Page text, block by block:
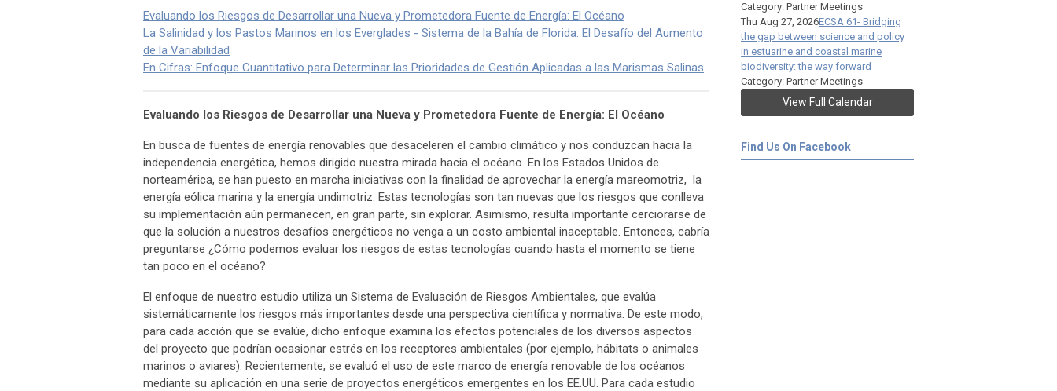
Evaluando los Riesgos de Desarrollar una Nueva y Prometedora Fuente de Energía: El Océano
La Salinidad y los Pastos Marinos en los Everglades - Sistema de la Bahía de Florida: El Desafío del Aumento
de la Variabilidad
En Cifras: Enfoque Cuantitativo para Determinar las Prioridades de Gestión Aplicadas a las Marismas Salinas
Evaluando los Riesgos de Desarrollar una Nueva y Prometedora Fuente de Energía: El Océano
En busca de fuentes de energía renovables que desaceleren el cambio climático y nos conduzcan hacia la
independencia energética, hemos dirigido nuestra mirada hacia el océano. En los Estados Unidos de
norteamérica, se han puesto en marcha iniciativas con la finalidad de aprovechar la energía mareomotriz, la
energía eólica marina y la energía undimotriz. Estas tecnologías son tan nuevas que los riesgos que conlleva
su implementación aún permanecen, en gran parte, sin explorar. Asimismo, resulta importante cerciorarse de
que la solución a nuestros desafíos energéticos no venga a un costo ambiental inaceptable. Entonces, cabría
preguntarse ¿Cómo podemos evaluar los riesgos de estas tecnologías cuando hasta el momento se tiene
tan poco en el océano?
El enfoque de nuestro estudio utiliza un Sistema de Evaluación de Riesgos Ambientales, que evalúa
sistemáticamente los riesgos más importantes desde una perspectiva científica y normativa. De este modo,
para cada acción que se evalúe, dicho enfoque examina los efectos potenciales de los diversos aspectos
del proyecto que podrían ocasionar estrés en los receptores ambientales (por ejemplo, hábitats o animales
marinos o aviares). Recientemente, se evaluó el uso de este marco de energía renovable de los océanos
mediante su aplicación en una serie de proyectos energéticos emergentes en los EE.UU. Para cada estudio
Category: Partner Meetings
Thu Aug 27, 2026ECSA 61- Bridging
the gap between science and policy
in estuarine and coastal marine
biodiversity: the way forward
Category: Partner Meetings
View Full Calendar
Find Us On Facebook